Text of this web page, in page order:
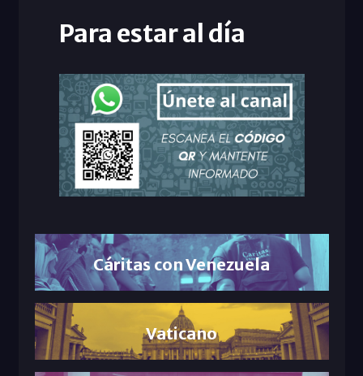
Para estar al día
Cáritas con Venezuela
Vaticano